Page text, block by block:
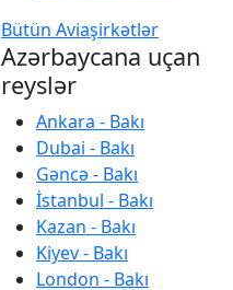
Bütün Aviaşirkətlər
Azərbaycana uçan
reyslər
Ankara - Bakı
Dubai - Bakı
Gəncə - Bakı
İstanbul - Bakı
Kazan - Bakı
Kiyev - Bakı
London - Bakı